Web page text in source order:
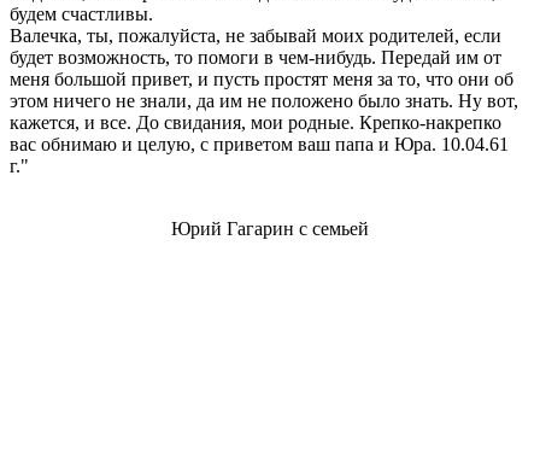
будем счастливы.
Валечка, ты, пожалуйста, не забывай моих родителей, если
будет возможность, то помоги в чем-нибудь. Передай им от
меня большой привет, и пусть простят меня за то, что они об
этом ничего не знали, да им не положено было знать. Ну вот,
кажется, и все. До свидания, мои родные. Крепко-накрепко
вас обнимаю и целую, с приветом ваш папа и Юра. 10.04.61
г."
Юрий Гагарин с семьей